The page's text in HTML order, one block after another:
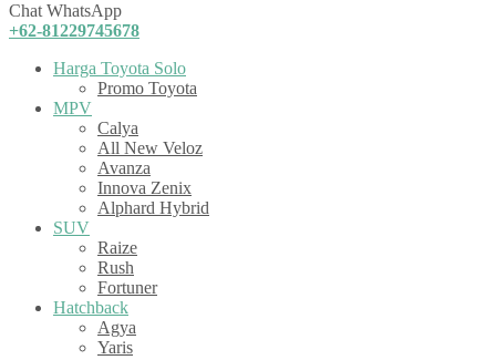
Chat WhatsApp
+62-81229745678
Harga Toyota Solo
Promo Toyota
MPV
Calya
All New Veloz
Avanza
Innova Zenix
Alphard Hybrid
SUV
Raize
Rush
Fortuner
Hatchback
Agya
Yaris